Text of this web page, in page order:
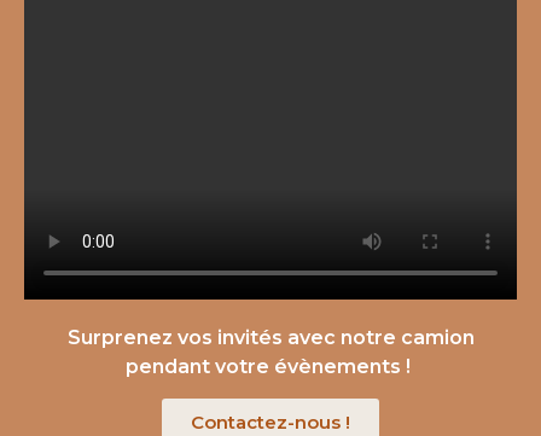
Surprenez vos invités avec notre camion
pendant votre évènements !
Contactez-nous !